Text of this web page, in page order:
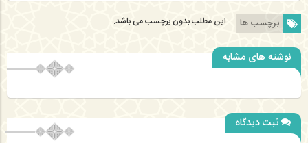
برچسب ها این مطلب بدون برچسب می باشد.
نوشته های مشابه
ثبت دیدگاه